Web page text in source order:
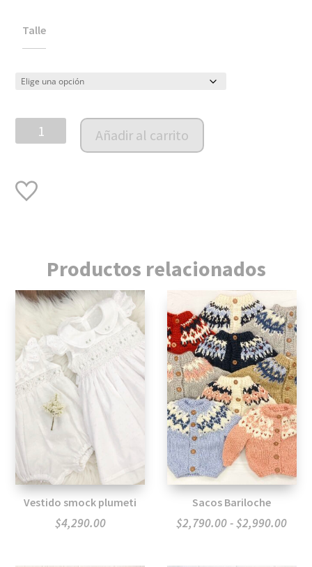
Talle
Sweater
tejido
cantidad
Añadir al carrito
Productos relacionados
Vestido smock plumeti
$4,290.00
Sacos Bariloche
$2,790.00-$2,990.00